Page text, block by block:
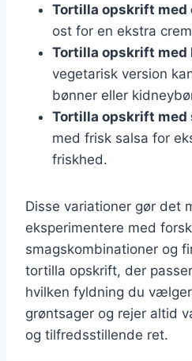
Tortilla opskrift med
ost for en ekstra
Tortilla opskrift med
vegetarisk version
bønner eller
Tortilla opskrift med
med frisk salsa for
friskhed.
Disse variationer gør det
eksperimentere med
smagskombinationer og
tortilla opskrift, der
hvilken fyldning du
grøntsager og rejer altid
og tilfredsstillende ret.